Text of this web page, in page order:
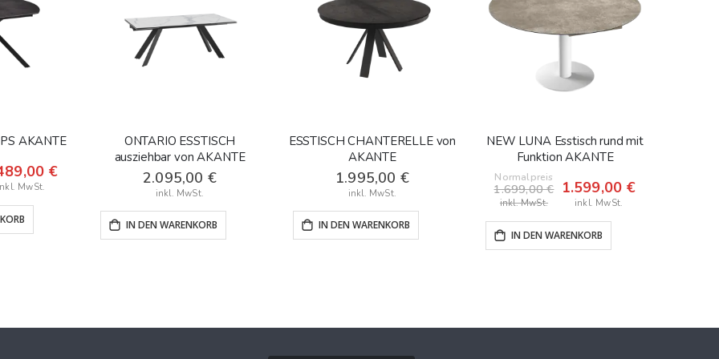
AKANTE
€
ONTARIO ESSTISCH
ausziehbar von AKANTE
2.095,00 €
IN DEN WARENKORB
ESSTISCH CHANTERELLE von
AKANTE
1.995,00 €
IN DEN WARENKORB
NEW LUNA Esstisch rund mit
Funktion AKANTE
Normalpreis
1.699,00 € Sonderangebot
1.599,00 €
IN DEN WARENKORB